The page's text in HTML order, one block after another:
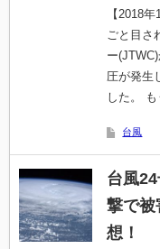
【2018
ごと目さ
ー
圧が発生
した。
台風
台風
撃で被
想！